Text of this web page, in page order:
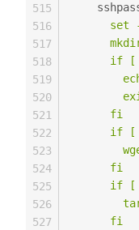
set
if [
      fi
if
      fi
if
      fi
515
516
517
518
519
520
521
522
523
524
525
526
527